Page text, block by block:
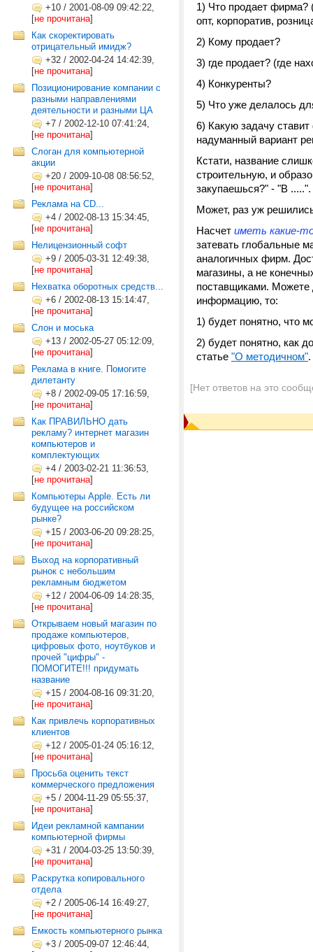
+10 / 2001-08-09 09:42:22,
[не прочитана]
Как скоректировать
отрицательный имидж?
+32 / 2002-04-24 14:42:39,
[не прочитана]
Позиционирование компании с
разными направлениями
деятельности и разными ЦА
+7 / 2002-12-10 07:41:24,
[не прочитана]
Слоган для компьютерной
акции
+20 / 2009-10-08 08:56:52,
[не прочитана]
Реклама на CD...
+4 / 2002-08-13 15:34:45,
[не прочитана]
Нелицензионный софт
+9 / 2005-03-31 12:49:38,
[не прочитана]
Нехватка оборотных средств...
+6 / 2002-08-13 15:14:47,
[не прочитана]
Слон и моська
+13 / 2002-05-27 05:12:09,
[не прочитана]
Реклама в книге. Помогите
дилетанту
+8 / 2002-09-05 17:16:59,
[не прочитана]
Как ПРАВИЛЬНО дать
рекламу? интернет магазин
компьютеров и
комплектующих
+4 / 2003-02-21 11:36:53,
[не прочитана]
Компьютеры Apple. Есть ли
будущее на российском
рынке?
+15 / 2003-06-20 09:28:25,
[не прочитана]
Выход на корпоративный
рынок с небольшим
рекламным бюджетом
+12 / 2004-06-09 14:28:35,
[не прочитана]
Открываем новый магазин по
продаже компьютеров,
цифровых фото, ноутбуков и
прочей "цифры" -
ПОМОГИТЕ!!! придумать
название
+15 / 2004-08-16 09:31:20,
[не прочитана]
Как привлечь корпоративных
клиентов
+12 / 2005-01-24 05:16:12,
[не прочитана]
Просьба оценить текст
коммерческого предложения
+5 / 2004-11-29 05:55:37,
[не прочитана]
Идеи рекламной кампании
компьютерной фирмы
+31 / 2004-03-25 13:50:39,
[не прочитана]
Раскрутка копировального
отдела
+2 / 2005-06-14 16:49:27,
[не прочитана]
Емкость компьютерного рынка
+3 / 2005-09-07 12:46:44,
1) Что продает фирма?
опт, корпоратив,
2) Кому продает?
3) где продает? (где
4) Конкуренты?
5) Что уже делалось
6) Какую задачу
надуманный вариант
Кстати, название
строительную, и
закупаешься?" - "В .....".
Может, раз уж
Насчет иметь какие-
затевать глобальные
аналогичных фирм.
магазины, а не
поставщиками. Можете
информацию, то:
1) будет понятно, что
2) будет понятно, как
статье "О методичном".
[Нет ответов на это